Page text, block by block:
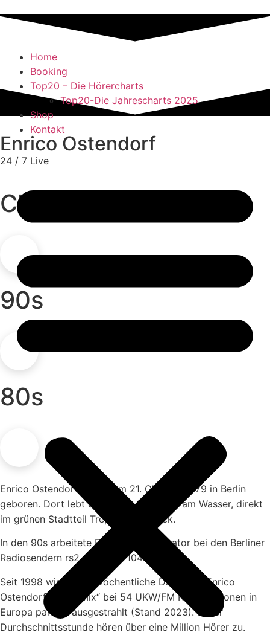
Home
Booking
Top20 – Die Hörercharts
Top20-Die Jahrescharts 2025
Shop
Kontakt
Enrico Ostendorf
24 / 7 Live
Classics & HITS
90s
80s
Enrico Ostendorf wurde am 21. Oktober 1979 in Berlin
geboren. Dort lebt er in einer Stadtvilla am Wasser, direkt
im grünen Stadtteil Treptow/Köpenick.
In den 90s arbeitete Enrico als Moderator bei den Berliner
Radiosendern rs2, NRJ und 104.6 RTL.
Seit 1998 wird seine wöchentliche DJ Show „Enrico
Ostendorf In The Mix“ bei 54 UKW/FM Radiostationen in
Europa parallel ausgestrahlt (Stand 2023). In der
Durchschnittsstunde hören über eine Million Hörer zu.